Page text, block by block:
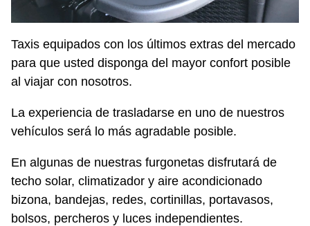
Taxis equipados con los últimos extras del mercado
para que usted disponga del mayor confort posible
al viajar con nosotros.
La experiencia de trasladarse en uno de nuestros
vehículos será lo más agradable posible.
En algunas de nuestras furgonetas disfrutará de
techo solar, climatizador y aire acondicionado
bizona, bandejas, redes, cortinillas, portavasos,
bolsos, percheros y luces independientes.